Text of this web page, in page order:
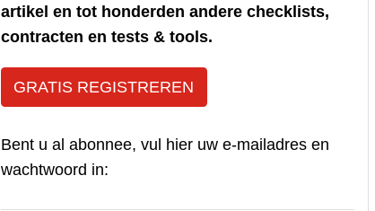
artikel en tot honderden andere checklists,
contracten en tests & tools.
GRATIS REGISTREREN
Bent u al abonnee, vul hier uw e-mailadres en
wachtwoord in: